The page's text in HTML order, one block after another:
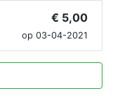
€ 5,00
op 03-04-2021